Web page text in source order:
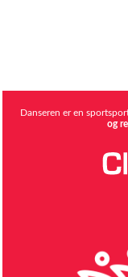
Danseren er en
og